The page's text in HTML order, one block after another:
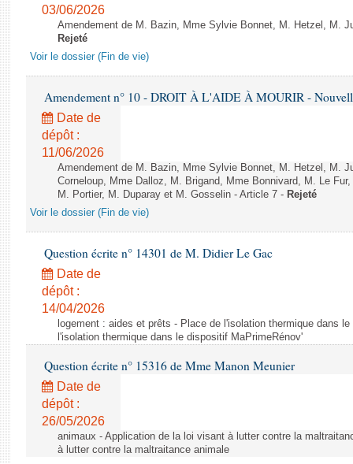
03/06/2026
Amendement de M. Bazin, Mme Sylvie Bonnet, M. Hetzel, M.
Rejeté
Voir le dossier (Fin de vie)
Amendement n° 10 - DROIT À L'AIDE À MOURIR -
Date de
dépôt :
11/06/2026
Amendement de M. Bazin, Mme Sylvie Bonnet, M. Hetzel, M.
Corneloup, Mme Dalloz, M. Brigand, Mme Bonnivard, M. Le
M. Portier, M. Duparay et M. Gosselin - Article 7 - Rejeté
Voir le dossier (Fin de vie)
Question écrite n° 14301 de M. Didier Le Gac
Date de
dépôt :
14/04/2026
logement : aides et prêts - Place de l'isolation thermique dans
l'isolation thermique dans le dispositif MaPrimeRénov'
Question écrite n° 15316 de Mme Manon Meunier
Date de
dépôt :
26/05/2026
animaux - Application de la loi visant à lutter contre la
à lutter contre la maltraitance animale